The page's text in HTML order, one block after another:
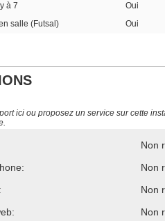
à 7
Oui
salle (Futsal)
Oui
ici ou proposez un service sur cette
Non
Non
Non
Non